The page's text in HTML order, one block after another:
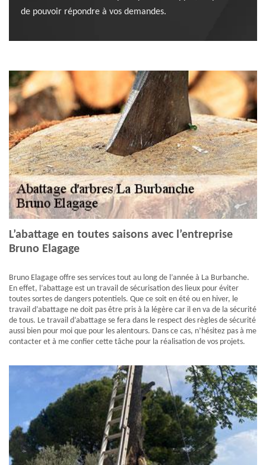
de pouvoir répondre à vos demandes.
L’abattage en toutes saisons avec l’entreprise
Bruno Elagage
Bruno Elagage offre ses services tout au long de l’année à La Burbanche.
En effet, l’abattage est un travail de sécurisation des lieux pour éviter
toutes sortes de dangers potentiels. Que ce soit en été ou en hiver, le
travail d’abattage ne doit pas être pris à la légère car il en va de la sécurité
de tous. Le travail d’abattage se fera dans le respect des règles de sécurité
aussi bien pour moi que pour les alentours. Dans ce cas, n’hésitez pas à me
contacter et à me confier cette tâche pour la réalisation de vos projets.